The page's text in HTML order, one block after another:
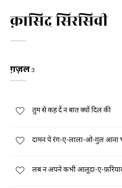
क़ासिद सिरसिवी
ग़ज़ल3
तुम से कह दें न बात क्यों दिल की
दामन पे रंग-ए-लाला-ओ-गुल आना
लब न अपने कभी आलूदा-ए-